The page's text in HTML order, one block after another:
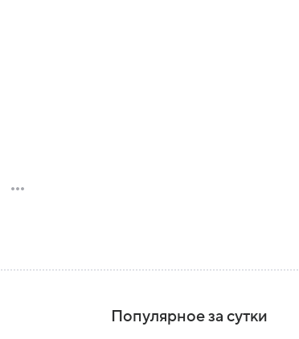
Популярное за сутки